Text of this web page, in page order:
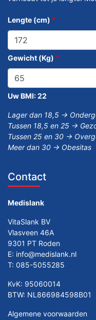
Lengte (cm) *
Gewicht (Kg) *
Uw BMI:22
Lager dan 18,5 ->
Tussen 18,5 en 25 ->
Tussen 25 en 30 ->
Meer dan 30 -> Obesitas
Contact
Medislank
VitaSlank BV
Vlasveen 46A
9301 PT Roden
E: info@medislank.nl
T: 085-5055285
KvK: 95060014
BTW: NL866984598B01
Algemene voorwaarden